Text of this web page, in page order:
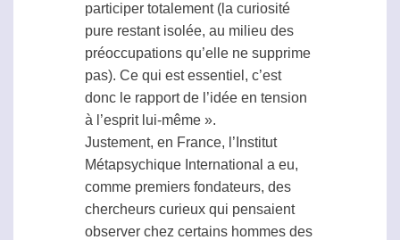
participer totalement (la curiosité
pure restant isolée, au milieu des
préoccupations qu’elle ne supprime
pas). Ce qui est essentiel, c’est
donc le rapport de l’idée en tension
à l’esprit lui-même ».
Justement, en France, l’Institut
Métapsychique International a eu,
comme premiers fondateurs, des
chercheurs curieux qui pensaient
observer chez certains hommes des